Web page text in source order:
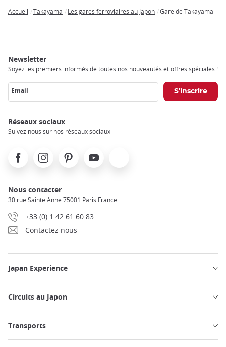
Accueil Takayama Les gares ferroviaires au Japon Gare de Takayama
Newsletter
Soyez les premiers informés de toutes nos nouveautés et offres spéciales !
Email
Réseaux sociaux
Suivez nous sur nos réseaux sociaux
FacebookInstagramPinterest Youtube
Nous contacter
30 rue Sainte Anne 75001 Paris France
+33 (0) 1 42 61 60 83
Contactez nous
Japan Experience
Circuits au Japon
Transports